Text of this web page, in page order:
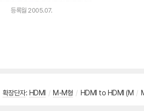
등록월 2005.07.
확장단자: HDMI / M-M형 / HDMI to HDMI (M /